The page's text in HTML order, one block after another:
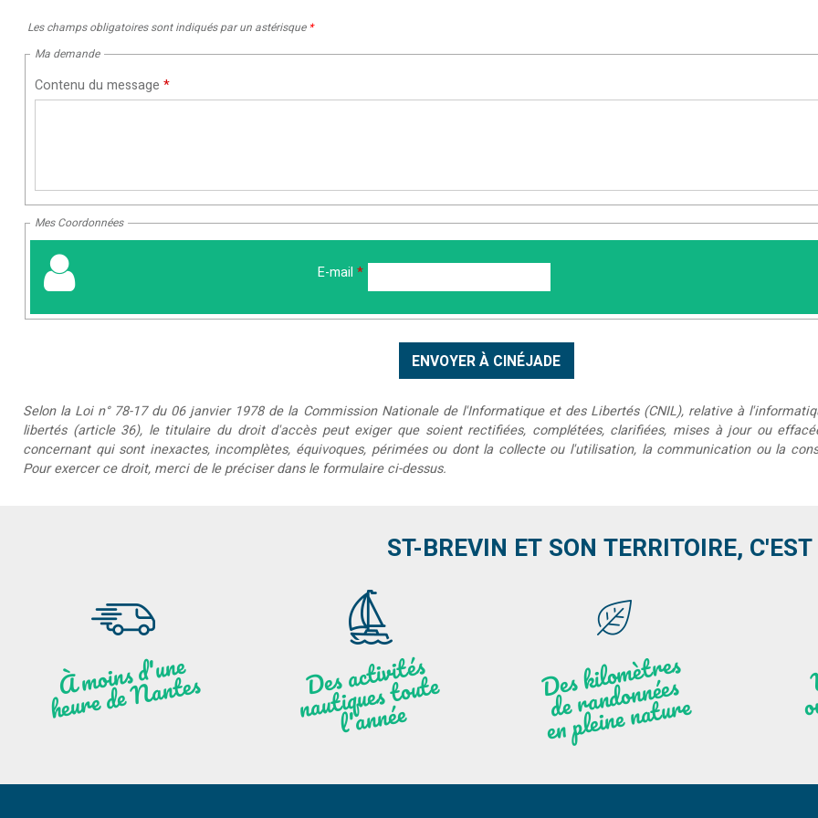
Les champs obligatoires sont indiqués par un astérisque *
Ma demande
Contenu du message *
Mes Coordonnées
E-mail *
Selon la Loi n° 78-17 du 06 janvier 1978 de la Commission Nationale de l'Informatique et des Libertés (CNIL), relative à
libertés (article 36), le titulaire du droit d'accès peut exiger que soient rectifiées, complétées, clarifiées, mises à jour ou
concernant qui sont inexactes, incomplètes, équivoques, périmées ou dont la collecte ou l'utilisation, la communication ou la
Pour exercer ce droit, merci de le préciser dans le formulaire ci-dessus.
ST-BREVIN ET SON TERRITOIRE,
À
moi
ns
d'u
ne
heu
re
de
N
a
ntes Des
activités
n
auti
ques toute
l'
a
n
née
Des
kilo
mèt
res
de
r
a
n
do
n
nées
e
n
plei
ne
n
atu
re